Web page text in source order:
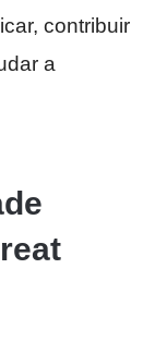
contribuir
a